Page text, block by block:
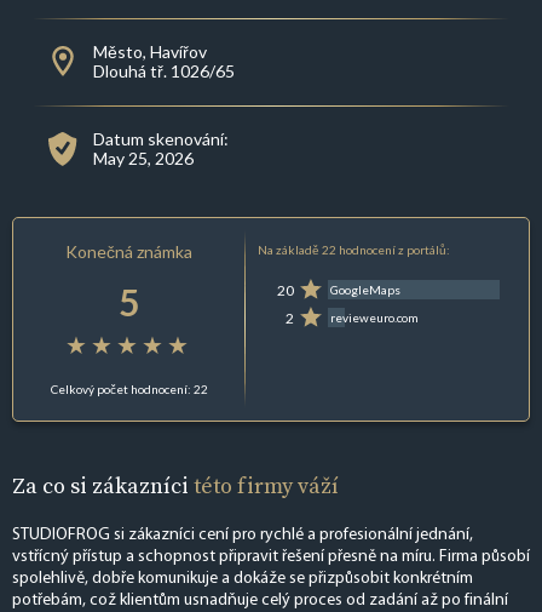
Město, Havířov
Dlouhá tř. 1026/65
Datum skenování:
May 25, 2026
Konečná známka
5
Celkový počet hodnocení: 22
Na základě 22 hodnocení z portálů:
20 GoogleMaps
2 revieweuro.com
Za co si zákazníci této firmy váží
STUDIOFROG si zákazníci cení pro rychlé a profesionální jednání,
vstřícný přístup a schopnost připravit řešení přesně na míru. Firma působí
spolehlivě, dobře komunikuje a dokáže se přizpůsobit konkrétním
potřebám, což klientům usnadňuje celý proces od zadání až po finální